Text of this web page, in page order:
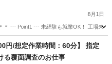
8月1日
＊ --- Point1 --- 未経験も就業OK！ 工場未
円/想定作業時間：60分】 指定
る覆面調査のお仕事